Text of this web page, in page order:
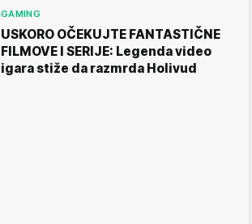
GAMING
USKORO OČEKUJTE FANTASTIČNE
FILMOVE I SERIJE: Legenda video
igara stiže da razmrda Holivud